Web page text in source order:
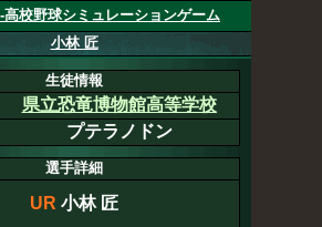
高校野球シミュレーションゲーム
小林 匠
生徒情報
県立恐竜博物館高等学校
プテラノドン
選手詳細
UR 小林 匠